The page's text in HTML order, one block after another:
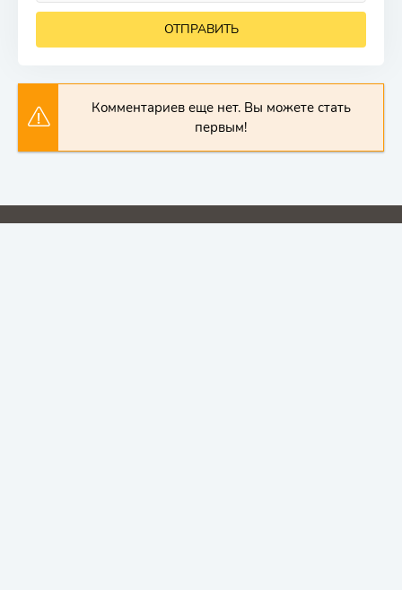
ОТПРАВИТЬ
Комментариев еще нет. Вы можете стать
первым!